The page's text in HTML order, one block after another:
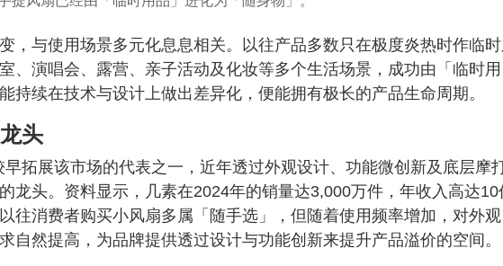
，与使用场景多元化息息相关。以往产品多数只在极度炎热时作临
、演唱会、露营、亲子活动及化妆等多个生活场景，成功由「临时用
持续在技术与设计上做出差异化，便能拥有极长的产品生命周期。
头
拓展该市场的代表之一，近年透过外观设计、功能微创新及底层摩
龙头。资料显示，几素在2024年的销量达3,000万件，年收入高达10
往消费者购买小风扇多属「随手选」，但随着使用频率增加，对外
自然提高，为品牌提供透过设计与功能创新来提升产品溢价的空间。